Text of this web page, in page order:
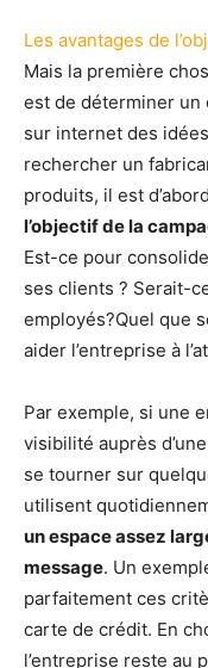
Les avantages de
Mais la première
est de déterminer un
sur internet des
rechercher un
produits, il est
l’objectif de la
Est-ce pour
ses clients ? Serait-
employés?Quel que
aider l’entreprise à
Par exemple, si une
visibilité auprès
se tourner sur
utilisent
un espace assez
message. Un
parfaitement ces
carte de crédit. En
l’entreprise reste au